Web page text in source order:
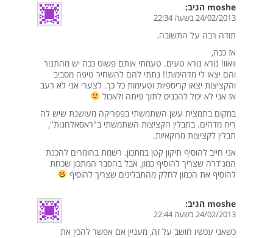
moshe הגיב:
24/02/2013 בשעה 22:34
תודה רבה על התשובה.
אז ככה,
וואוו! נורא נורא טעים. טעמתי אותם פשוט ככה יש מהתנור
והם יצאו לי מדהימות!! נתתי להם להשחיר טיפה מסביב
והקציצות יצאו קריספיות וטעימות כל כך. לצערי אני לא רעב
אז אני לא יכול להכניס לתוך פיתה ולאכול
במקום בתמצית עשן השתמשתי בפפריקה מעושנת שיש לה
ריח מדהים. בתבלין הקציצות השתמשתי ב"ראסאלחנות",
תבלין לקציצות מרוקאיות.
אני חייב להוסיף תיקון קטן במתכון. רשמת בחומרים להכנת
המג'דרה שצריך להוסיף כמון, אבל בהסבר המתכון שכחת
להוסיף את הכמון לחלק מהתבלינים שצריך להוסיף
moshe הגיב:
24/02/2013 בשעה 22:44
כשאני עכשיו חושב על זה, מעניין אם אפשר להכין את